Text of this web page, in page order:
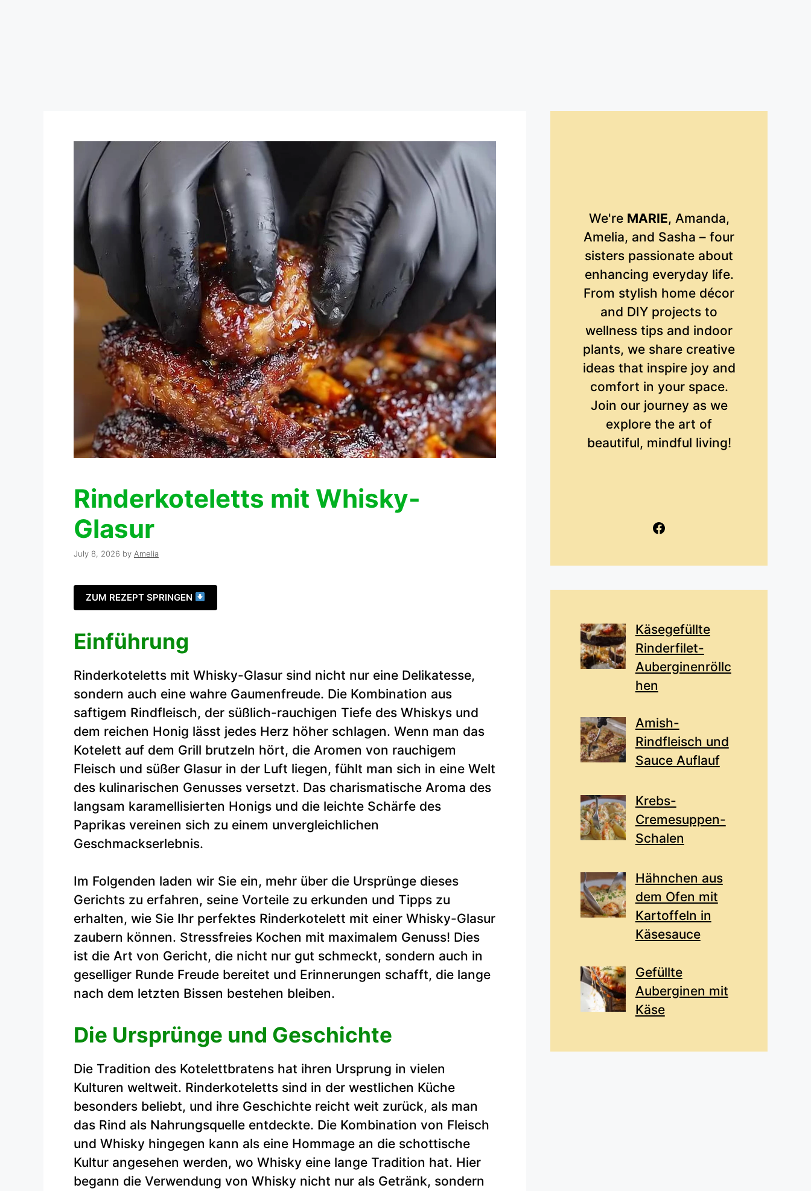
Rinderkoteletts mit Whisky-
Glasur
July 8, 2026 by Amelia
ZUM REZEPT SPRINGEN
Einführung
Rinderkoteletts mit Whisky-Glasur sind nicht nur eine Delikatesse,
sondern auch eine wahre Gaumenfreude. Die Kombination aus
saftigem Rindfleisch, der süßlich-rauchigen Tiefe des Whiskys und
dem reichen Honig lässt jedes Herz höher schlagen. Wenn man das
Kotelett auf dem Grill brutzeln hört, die Aromen von rauchigem
Fleisch und süßer Glasur in der Luft liegen, fühlt man sich in eine Welt
des kulinarischen Genusses versetzt. Das charismatische Aroma des
langsam karamellisierten Honigs und die leichte Schärfe des
Paprikas vereinen sich zu einem unvergleichlichen
Geschmackserlebnis.
Im Folgenden laden wir Sie ein, mehr über die Ursprünge dieses
Gerichts zu erfahren, seine Vorteile zu erkunden und Tipps zu
erhalten, wie Sie Ihr perfektes Rinderkotelett mit einer Whisky-Glasur
zaubern können. Stressfreies Kochen mit maximalem Genuss! Dies
ist die Art von Gericht, die nicht nur gut schmeckt, sondern auch in
geselliger Runde Freude bereitet und Erinnerungen schafft, die lange
nach dem letzten Bissen bestehen bleiben.
Die Ursprünge und Geschichte
Die Tradition des Kotelettbratens hat ihren Ursprung in vielen
Kulturen weltweit. Rinderkoteletts sind in der westlichen Küche
besonders beliebt, und ihre Geschichte reicht weit zurück, als man
das Rind als Nahrungsquelle entdeckte. Die Kombination von Fleisch
und Whisky hingegen kann als eine Hommage an die schottische
Kultur angesehen werden, wo Whisky eine lange Tradition hat. Hier
begann die Verwendung von Whisky nicht nur als Getränk, sondern
We're MARIE, Amanda,
Amelia, and Sasha – four
sisters passionate about
enhancing everyday life.
From stylish home décor
and DIY projects to
wellness tips and indoor
plants, we share creative
ideas that inspire joy and
comfort in your space.
Join our journey as we
explore the art of
beautiful, mindful living!
Facebook
Käsegefüllte
Rinderfilet-
Auberginenröllc
hen
Amish-
Rindfleisch und
Sauce Auflauf
Krebs-
Cremesuppen-
Schalen
Hähnchen aus
dem Ofen mit
Kartoffeln in
Käsesauce
Gefüllte
Auberginen mit
Käse